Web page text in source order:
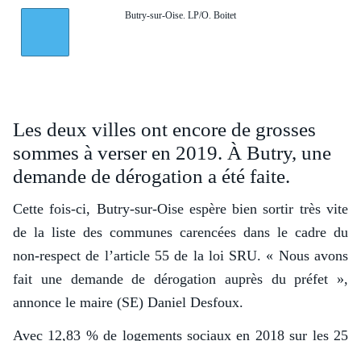
Butry-sur-Oise. LP/O. Boitet
Les deux villes ont encore de grosses
sommes à verser en 2019. À Butry, une
demande de dérogation a été faite.
Cette fois-ci, Butry-sur-Oise espère bien sortir très vite
de la liste des communes carencées dans le cadre du
non-respect de l’article 55 de la loi SRU. « Nous avons
fait une demande de dérogation auprès du préfet »,
annonce le maire (SE) Daniel Desfoux.
Avec 12,83 % de logements sociaux en 2018 sur les 25